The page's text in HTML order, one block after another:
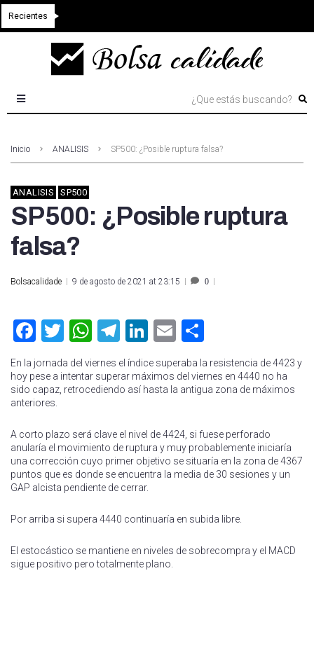
Recientes
Inicio ANALISIS SP500: ¿Posible ruptura falsa?
ANALISIS SP500
SP500: ¿Posible ruptura
falsa?
Bolsacalidade 9 de agosto de 2021 at 23:15 0
Facebook
Twitter
WhatsApp
Telegram
LinkedIn
Email
En la jornada del viernes el índice superaba la resistencia de 4423 y
hoy pese a intentar superar máximos del viernes en 4440 no ha
sido capaz, retrocediendo así hasta la antigua zona de máximos
anteriores.
A corto plazo será clave el nivel de 4424, si fuese perforado
anularía el movimiento de ruptura y muy probablemente iniciaría
una corrección cuyo primer objetivo se situaría en la zona de 4367
puntos que es donde se encuentra la media de 30 sesiones y un
GAP alcista pendiente de cerrar.
Por arriba si supera 4440 continuaría en subida libre.
El estocástico se mantiene en niveles de sobrecompra y el MACD
sigue positivo pero totalmente plano.